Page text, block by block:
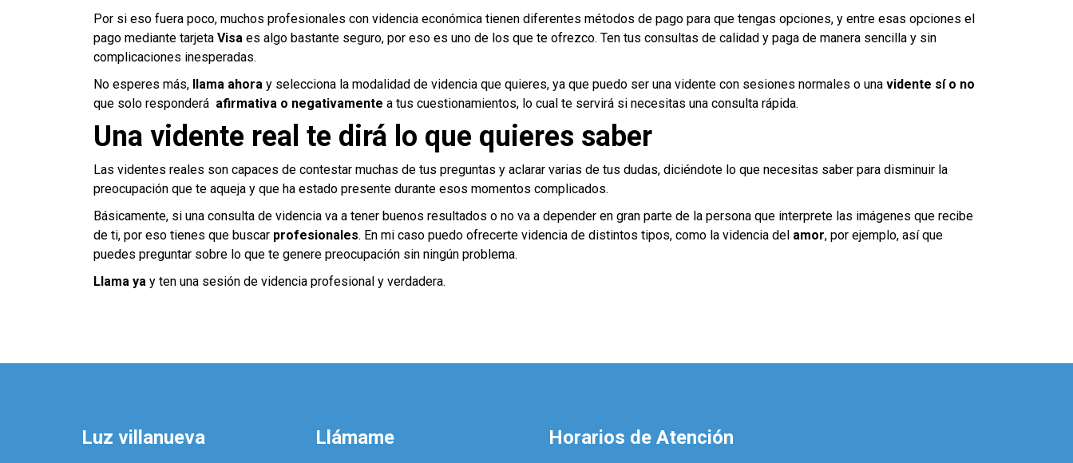
Por si eso fuera poco, muchos profesionales con videncia económica tienen diferentes métodos de pago para que tengas opciones, y entre esas opciones el
pago mediante tarjeta Visa es algo bastante seguro, por eso es uno de los que te ofrezco. Ten tus consultas de calidad y paga de manera sencilla y sin
complicaciones inesperadas.
No esperes más, llama ahora y selecciona la modalidad de videncia que quieres, ya que puedo ser una vidente con sesiones normales o una vidente sí o no
que solo responderá afirmativa o negativamente a tus cuestionamientos, lo cual te servirá si necesitas una consulta rápida.
Una vidente real te dirá lo que quieres saber
Las videntes reales son capaces de contestar muchas de tus preguntas y aclarar varias de tus dudas, diciéndote lo que necesitas saber para disminuir la
preocupación que te aqueja y que ha estado presente durante esos momentos complicados.
Básicamente, si una consulta de videncia va a tener buenos resultados o no va a depender en gran parte de la persona que interprete las imágenes que recibe
de ti, por eso tienes que buscar profesionales. En mi caso puedo ofrecerte videncia de distintos tipos, como la videncia del amor, por ejemplo, así que
puedes preguntar sobre lo que te genere preocupación sin ningún problema.
Llama ya y ten una sesión de videncia profesional y verdadera.
Luz villanueva Llámame Horarios de Atención